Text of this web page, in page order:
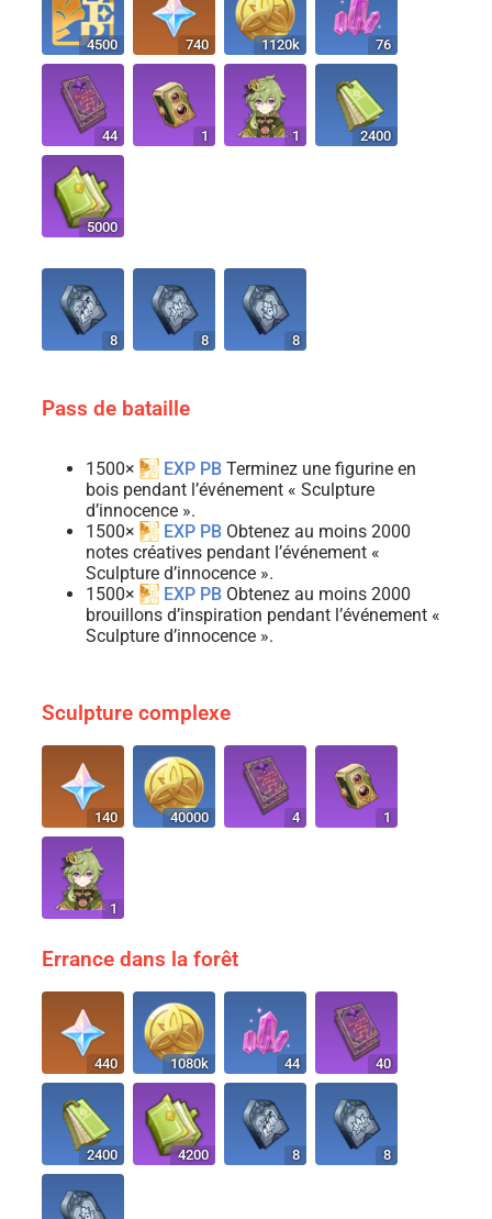
4500 740 1120k 76
44 1 1 2400
5000
8 8 8
Pass de bataille
1500× EXP PB Terminez une figurine en
bois pendant l’événement « Sculpture
d’innocence ».
1500×
EXP PB Obtenez au moins 2000
notes créatives pendant l’événement «
Sculpture d’innocence ».
1500×
EXP PB Obtenez au moins 2000
brouillons d’inspiration pendant l’événement «
Sculpture d’innocence ».
Sculpture complexe
140 40000 4 1
1
Errance dans la forêt
440 1080k 44 40
2400 4200 8 8